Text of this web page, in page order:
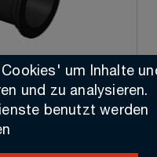
um Inhalte
und zu analysieren.
benutzt werden